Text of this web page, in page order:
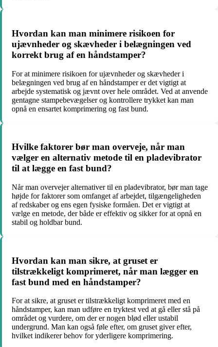
Hvordan kan man minimere risikoen for
ujævnheder og skævheder i belægningen ved
korrekt brug af en håndstamper?
For at minimere risikoen for ujævnheder og skævheder i
belægningen ved brug af en håndstamper er det vigtigt at
arbejde systematisk og jævnt over hele området. Ved at anvende
gentagne stampebevægelser og kontrollere trykket kan man
opnå en ensartet komprimering og fast bund.
Hvilke faktorer bør man overveje, når man
vælger en alternativ metode til en pladevibrator
til at lægge en fast bund?
Når man overvejer alternativer til en pladevibrator, bør man tage
højde for faktorer som omfanget af arbejdet, tilgængeligheden
af redskaber og ens egen fysiske formåen. Det er vigtigt at
vælge en metode, der både er effektiv og sikker for at opnå en
stabil og holdbar bund.
Hvordan kan man sikre, at gruset er
tilstrækkeligt komprimeret, når man lægger en
fast bund med en håndstamper?
For at sikre, at gruset er tilstrækkeligt komprimeret med en
håndstamper, kan man udføre en tryktest ved at gå eller stå på
området og vurdere, om der er nogen blød eller ustabil
undergrund. Man kan også føle efter, om gruset giver efter,
hvilket indikerer behov for yderligere komprimering.